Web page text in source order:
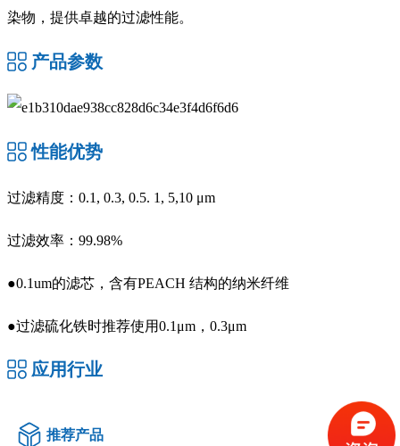
染物，提供卓越的过滤性能。
产品参数
性能优势
过滤精度：0.1, 0.3, 0.5. 1, 5,10 μm
过滤效率：99.98%
●0.1um的滤芯，含有PEACH 结构的纳米纤维
●过滤硫化铁时推荐使用0.1μm，0.3μm
应用行业
推荐产品